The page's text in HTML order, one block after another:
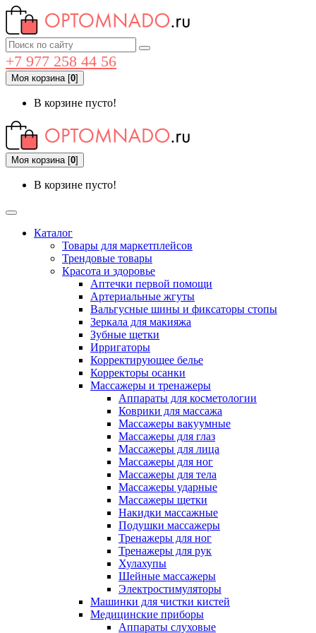
+7 977 258 44 56
Моя корзина[0]
В корзине пусто!
Моя корзина[0]
В корзине пусто!
Каталог
Товары для маркетплейсов
Трендовые товары
Красота и здоровье
Аптечки первой помощи
Артериальные жгуты
Вальгусные шины и фиксаторы стопы
Зеркала для макияжа
Зубные щетки
Ирригаторы
Корректирующее белье
Корректоры осанки
Массажеры и тренажеры
Аппараты для косметологии
Коврики для массажа
Массажеры вакуумные
Массажеры для глаз
Массажеры для лица
Массажеры для ног
Массажеры для тела
Массажеры ударные
Массажеры щетки
Накидки массажные
Подушки массажеры
Тренажеры для ног
Тренажеры для рук
Хулахупы
Шейные массажеры
Электростимуляторы
Машинки для чистки кистей
Медицинские приборы
Аппараты слуховые